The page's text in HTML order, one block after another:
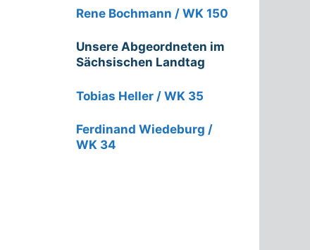
Rene Bochmann / WK 150
Unsere Abgeordneten im
Sächsischen Landtag
Tobias Heller / WK 35
Ferdinand Wiedeburg /
WK 34